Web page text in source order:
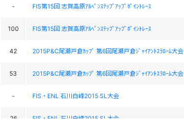
- FIS第15回 志賀高原ｱﾙﾍﾟﾝｽﾃｯﾌﾟｱｯﾌﾟﾎﾟｲﾝﾄﾚｰｽ
100 FIS第15回 志賀高原ｱﾙﾍﾟﾝｽﾃｯﾌﾟｱｯﾌﾟﾎﾟｲﾝﾄﾚｰｽ
42 2015P&C尾瀬戸倉ｶｯﾌﾟ 第6回尾瀬戸倉ｼﾞｬｲｱﾝﾄｽﾗﾛｰﾑ大会
53 2015P&C尾瀬戸倉ｶｯﾌﾟ 第6回尾瀬戸倉ｼﾞｬｲｱﾝﾄｽﾗﾛｰﾑ大会
- FIS・ENL 石川白峰2015 SL大会
26 FIS・ENL 石川白峰2015 SL大会